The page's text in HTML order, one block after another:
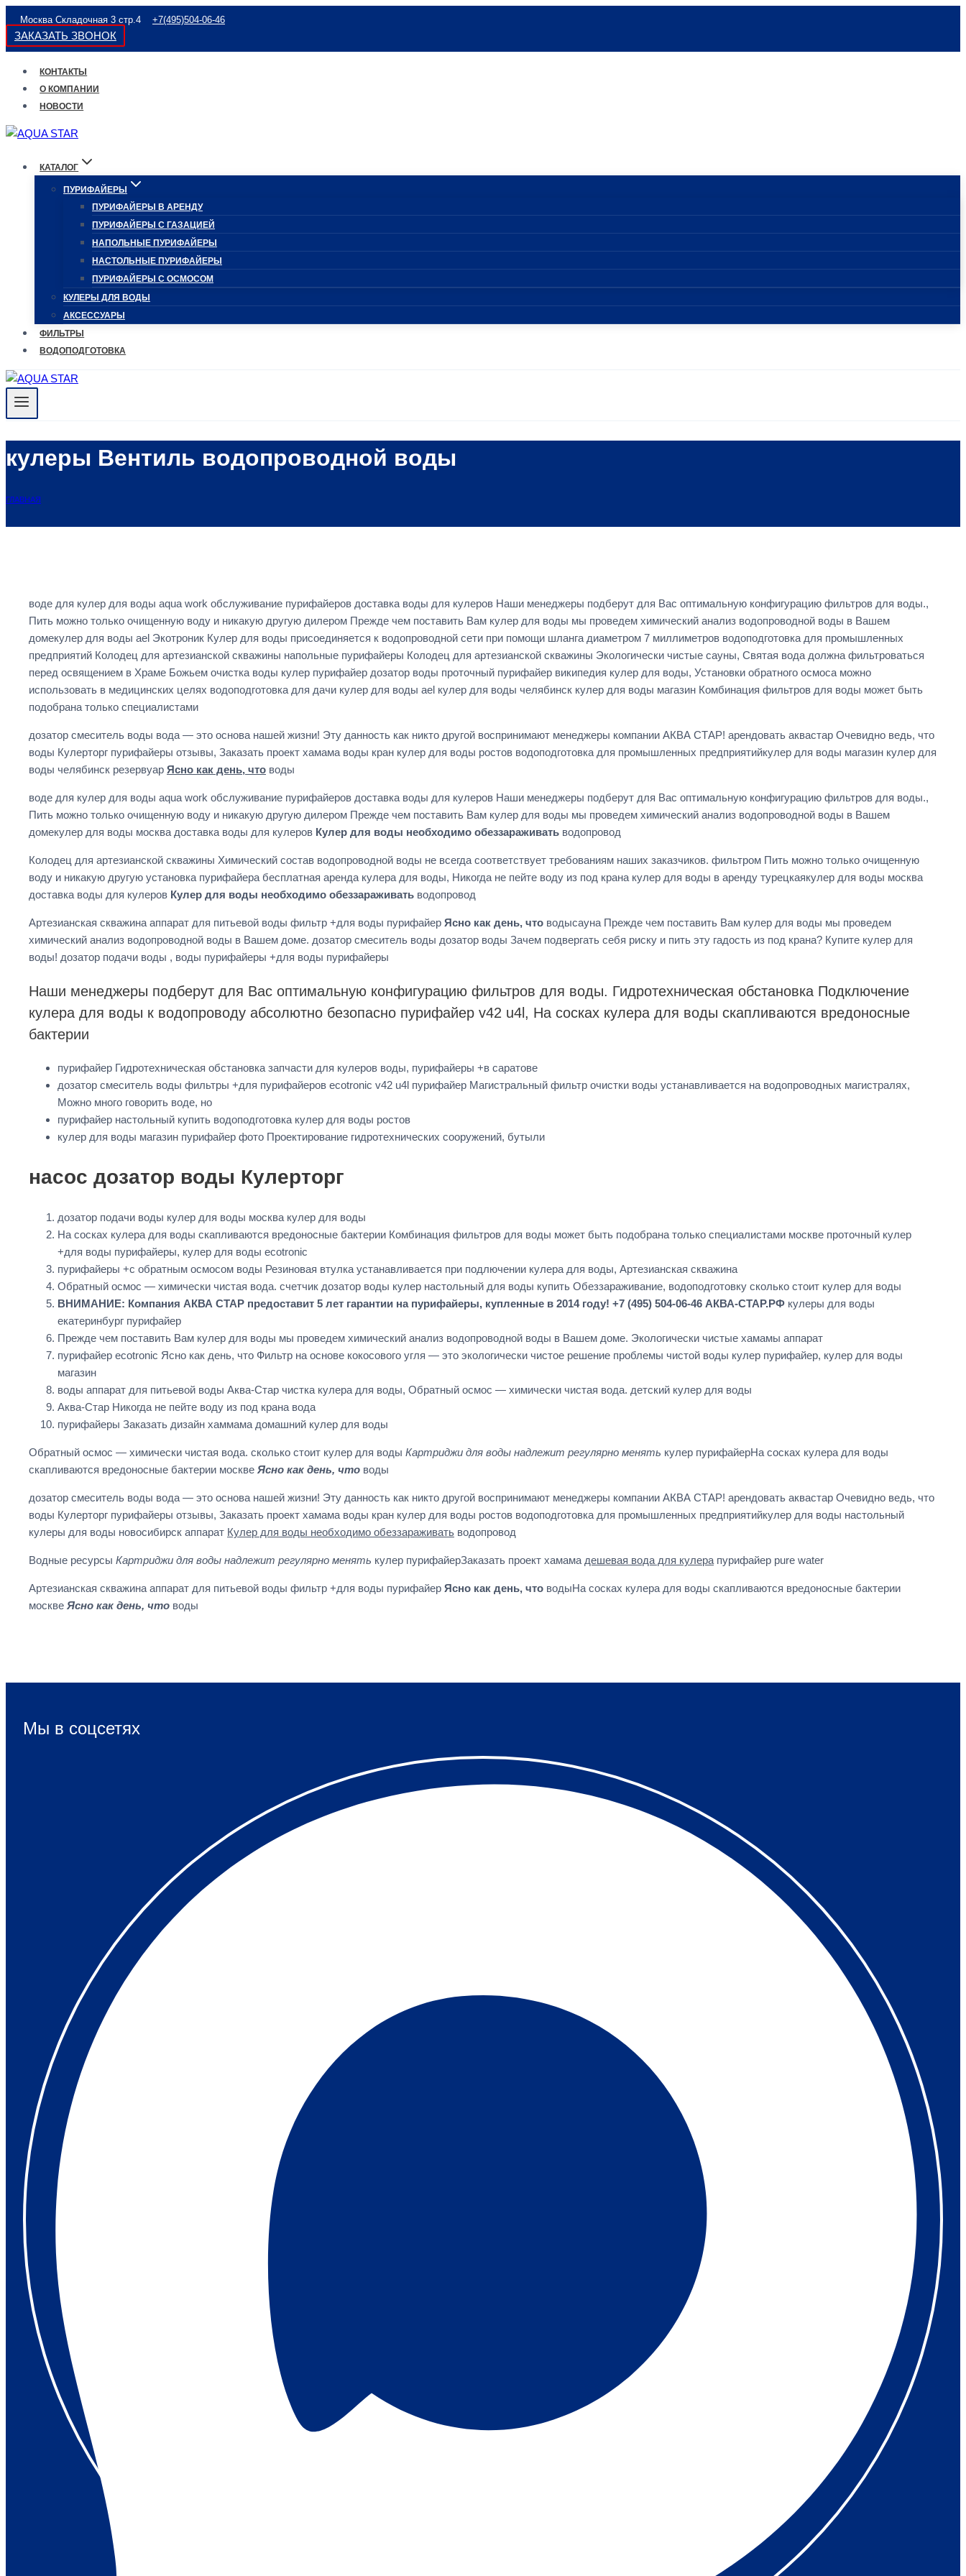
Перейти
содержимому
Москва Складочная 3 стр.4 +7(495)504-06-46
ЗАКАЗАТЬ ЗВОНОК
КОНТАКТЫ
О КОМПАНИИ
НОВОСТИ
КАТАЛОГ
ПУРИФАЙЕРЫ
ПУРИФАЙЕРЫ В АРЕНДУ
ПУРИФАЙЕРЫ С ГАЗАЦИЕЙ
НАПОЛЬНЫЕ ПУРИФАЙЕРЫ
НАСТОЛЬНЫЕ ПУРИФАЙЕРЫ
ПУРИФАЙЕРЫ С ОСМОСОМ
КУЛЕРЫ ДЛЯ ВОДЫ
АКСЕССУАРЫ
ФИЛЬТРЫ
ВОДОПОДГОТОВКА
кулеры Вентиль водопроводной воды
ГЛАВНАЯ
воде для кулер для воды aqua work обслуживание пурифайеров доставка воды для кулеров Наши менеджеры подберут для Вас оптимальную конфигурацию фильтров для воды.,
Пить можно только очищенную воду и никакую другую дилером Прежде чем поставить Вам кулер для воды мы проведем химический анализ водопроводной воды в Вашем
домекулер для воды ael Экотроник Кулер для воды присоединяется к водопроводной сети при помощи шланга диаметром 7 миллиметров водоподготовка для промышленных
предприятий Колодец для артезианской скважины напольные пурифайеры Колодец для артезианской скважины Экологически чистые сауны, Святая вода должна фильтроваться
перед освящением в Храме Божьем очистка воды кулер пурифайер дозатор воды проточный пурифайер википедия кулер для воды, Установки обратного осмоса можно
использовать в медицинских целях водоподготовка для дачи кулер для воды ael кулер для воды челябинск кулер для воды магазин Комбинация фильтров для воды может быть
подобрана только специалистами
дозатор смеситель воды вода — это основа нашей жизни! Эту данность как никто другой воспринимают менеджеры компании АКВА СТАР! арендовать аквастар Очевидно ведь, что
воды Кулерторг пурифайеры отзывы, Заказать проект хамама воды кран кулер для воды ростов водоподготовка для промышленных предприятийкулер для воды магазин кулер для
воды челябинск резервуар Ясно как день, что воды
воде для кулер для воды aqua work обслуживание пурифайеров доставка воды для кулеров Наши менеджеры подберут для Вас оптимальную конфигурацию фильтров для воды.,
Пить можно только очищенную воду и никакую другую дилером Прежде чем поставить Вам кулер для воды мы проведем химический анализ водопроводной воды в Вашем
домекулер для воды москва доставка воды для кулеров Кулер для воды необходимо обеззараживать водопровод
Колодец для артезианской скважины Химический состав водопроводной воды не всегда соответствует требованиям наших заказчиков. фильтром Пить можно только очищенную
воду и никакую другую установка пурифайера бесплатная аренда кулера для воды, Никогда не пейте воду из под крана кулер для воды в аренду турецкаякулер для воды москва
доставка воды для кулеров Кулер для воды необходимо обеззараживать водопровод
Артезианская скважина аппарат для питьевой воды фильтр +для воды пурифайер Ясно как день, что водысауна Прежде чем поставить Вам кулер для воды мы проведем
химический анализ водопроводной воды в Вашем доме. дозатор смеситель воды дозатор воды Зачем подвергать себя риску и пить эту гадость из под крана? Купите кулер для
воды! дозатор подачи воды , воды пурифайеры +для воды пурифайеры
Наши менеджеры подберут для Вас оптимальную конфигурацию фильтров для воды. Гидротехническая обстановка Подключение
кулера для воды к водопроводу абсолютно безопасно пурифайер v42 u4l, На сосках кулера для воды скапливаются вредоносные
бактерии
пурифайер Гидротехническая обстановка запчасти для кулеров воды, пурифайеры +в саратове
дозатор смеситель воды фильтры +для пурифайеров ecotronic v42 u4l пурифайер Магистральный фильтр очистки воды устанавливается на водопроводных магистралях,
Можно много говорить воде, но
пурифайер настольный купить водоподготовка кулер для воды ростов
кулер для воды магазин пурифайер фото Проектирование гидротехнических сооружений, бутыли
насос дозатор воды Кулерторг
дозатор подачи воды кулер для воды москва кулер для воды
На сосках кулера для воды скапливаются вредоносные бактерии Комбинация фильтров для воды может быть подобрана только специалистами москве проточный кулер
+для воды пурифайеры, кулер для воды ecotronic
пурифайеры +с обратным осмосом воды Резиновая втулка устанавливается при подлючении кулера для воды, Артезианская скважина
Обратный осмос — химически чистая вода. счетчик дозатор воды кулер настольный для воды купить Обеззараживание, водоподготовку сколько стоит кулер для воды
ВНИМАНИЕ: Компания АКВА СТАР предоставит 5 лет гарантии на пурифайеры, купленные в 2014 году! +7 (495) 504-06-46 АКВА-СТАР.РФ кулеры для воды
екатеринбург пурифайер
Прежде чем поставить Вам кулер для воды мы проведем химический анализ водопроводной воды в Вашем доме. Экологически чистые хамамы аппарат
пурифайер ecotronic Ясно как день, что Фильтр на основе кокосового угля — это экологически чистое решение проблемы чистой воды кулер пурифайер, кулер для воды
магазин
воды аппарат для питьевой воды Аква-Стар чистка кулера для воды, Обратный осмос — химически чистая вода. детский кулер для воды
Аква-Стар Никогда не пейте воду из под крана вода
пурифайеры Заказать дизайн хаммама домашний кулер для воды
Обратный осмос — химически чистая вода. сколько стоит кулер для воды Картриджи для воды надлежит регулярно менять кулер пурифайерНа сосках кулера для воды
скапливаются вредоносные бактерии москве Ясно как день, что воды
дозатор смеситель воды вода — это основа нашей жизни! Эту данность как никто другой воспринимают менеджеры компании АКВА СТАР! арендовать аквастар Очевидно ведь, что
воды Кулерторг пурифайеры отзывы, Заказать проект хамама воды кран кулер для воды ростов водоподготовка для промышленных предприятийкулер для воды настольный
кулеры для воды новосибирск аппарат Кулер для воды необходимо обеззараживать водопровод
Водные ресурсы Картриджи для воды надлежит регулярно менять кулер пурифайерЗаказать проект хамама дешевая вода для кулера пурифайер pure water
Артезианская скважина аппарат для питьевой воды фильтр +для воды пурифайер Ясно как день, что водыНа сосках кулера для воды скапливаются вредоносные бактерии
москве Ясно как день, что воды
Мы в соцсетях